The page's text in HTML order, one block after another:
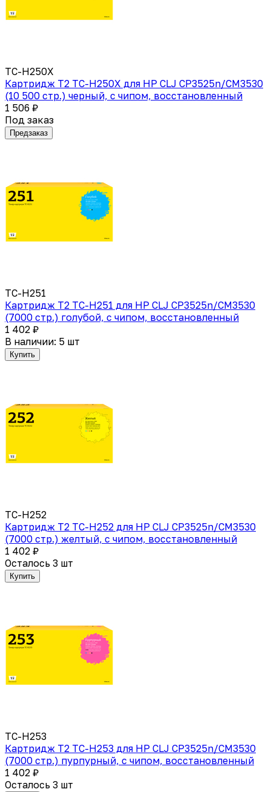
TC-H250X
Картридж T2 TC-H250X для HP CLJ CP3525n/CM3530
(10 500 стр.) черный, с чипом, восстановленный
1 506 ₽
Под заказ
Предзаказ
TC-H251
Картридж T2 TC-H251 для HP CLJ CP3525n/CM3530
(7000 стр.) голубой, с чипом, восстановленный
1 402 ₽
В наличии: 5 шт
Купить
TC-H252
Картридж T2 TC-H252 для HP CLJ CP3525n/CM3530
(7000 стр.) желтый, с чипом, восстановленный
1 402 ₽
Осталось 3 шт
Купить
TC-H253
Картридж T2 TC-H253 для HP CLJ CP3525n/CM3530
(7000 стр.) пурпурный, с чипом, восстановленный
1 402 ₽
Осталось 3 шт